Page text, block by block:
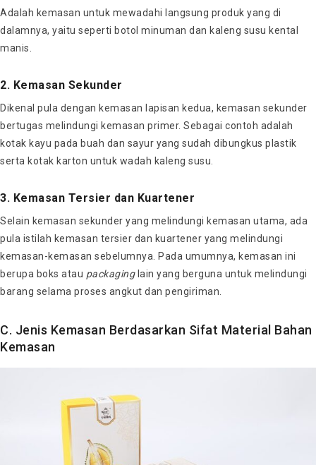
Adalah kemasan untuk mewadahi langsung produk yang di
dalamnya, yaitu seperti botol minuman dan kaleng susu kental
manis.
2. Kemasan Sekunder
Dikenal pula dengan kemasan lapisan kedua, kemasan sekunder
bertugas melindungi kemasan primer. Sebagai contoh adalah
kotak kayu pada buah dan sayur yang sudah dibungkus plastik
serta kotak karton untuk wadah kaleng susu.
3. Kemasan Tersier dan Kuartener
Selain kemasan sekunder yang melindungi kemasan utama, ada
pula istilah kemasan tersier dan kuartener yang melindungi
kemasan-kemasan sebelumnya. Pada umumnya, kemasan ini
berupa boks atau packaginglain yang berguna untuk melindungi
barang selama proses angkut dan pengiriman.
C. Jenis Kemasan Berdasarkan Sifat Material Bahan
Kemasan